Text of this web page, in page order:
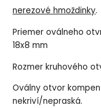
nerezové hmoždinky.
Priemer oválneho
18x8 mm
Rozmer kruhového
Oválny otvor
nekriví/nepraská.